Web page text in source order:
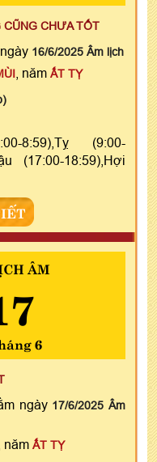
CŨNG CHƯA TỐT
16/6/2025 Âm lịch
, năm ẤT TỴ
8:59),Tỵ (9:00-
(17:00-18:59),Hợi
ÂM
6
ngày 17/6/2025 Âm
, năm ẤT TỴ